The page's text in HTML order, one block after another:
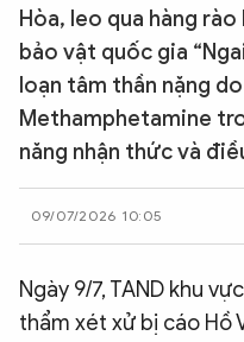
XÃ HỘI
PHÁP LUẬT
QUỐC TẾ
VĂN HÓA - THỂ THAO
Hòa, leo qua hàng
bảo vật quốc gia
loạn tâm thần nặng
Methamphetamine
năng nhận thức và
09/07/2026 10:05
Ngày 9/7, TAND khu
thẩm xét xử bị cáo Hồ